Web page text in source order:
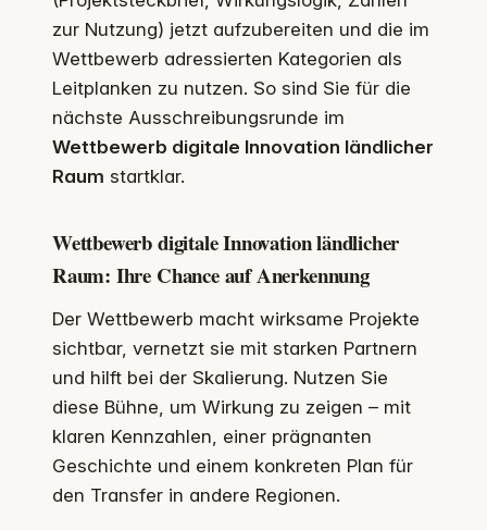
zur Nutzung) jetzt aufzubereiten und die im
Wettbewerb adressierten Kategorien als
Leitplanken zu nutzen. So sind Sie für die
nächste Ausschreibungsrunde im
Wettbewerb digitale Innovation ländlicher
Raum startklar.
Wettbewerb digitale Innovation ländlicher
Raum: Ihre Chance auf Anerkennung
Der Wettbewerb macht wirksame Projekte
sichtbar, vernetzt sie mit starken Partnern
und hilft bei der Skalierung. Nutzen Sie
diese Bühne, um Wirkung zu zeigen – mit
klaren Kennzahlen, einer prägnanten
Geschichte und einem konkreten Plan für
den Transfer in andere Regionen.